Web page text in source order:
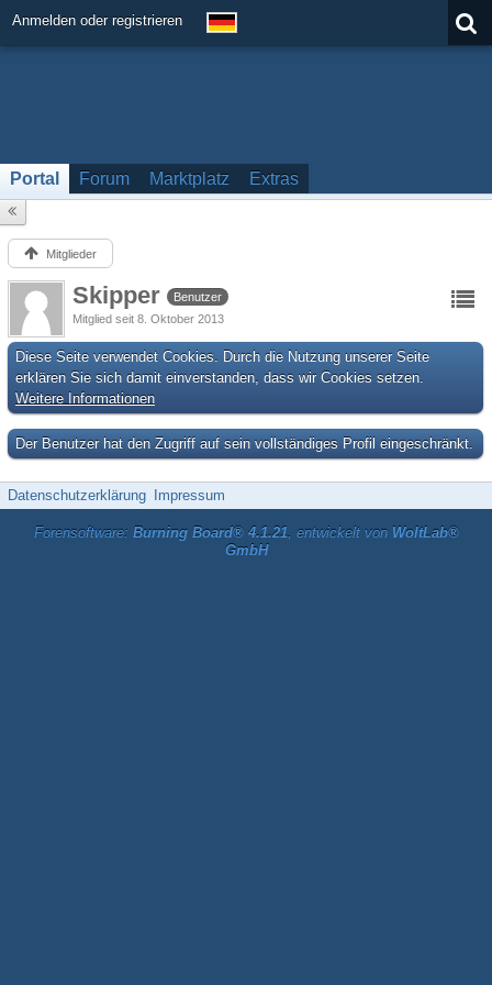
Anmelden oder registrieren
Portal Forum Marktplatz Extras
Mitglieder
Skipper
Benutzer
Mitglied seit 8. Oktober 2013
Diese Seite verwendet Cookies. Durch die Nutzung unserer Seite
erklären Sie sich damit einverstanden, dass wir Cookies setzen.
Weitere Informationen
Der Benutzer hat den Zugriff auf sein vollständiges Profil eingeschränkt.
Datenschutzerklärung Impressum
Forensoftware: Burning Board® 4.1.21, entwickelt von WoltLab®
GmbH